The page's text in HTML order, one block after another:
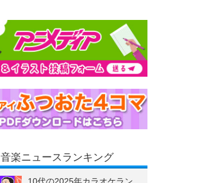
音楽ニュースランキング